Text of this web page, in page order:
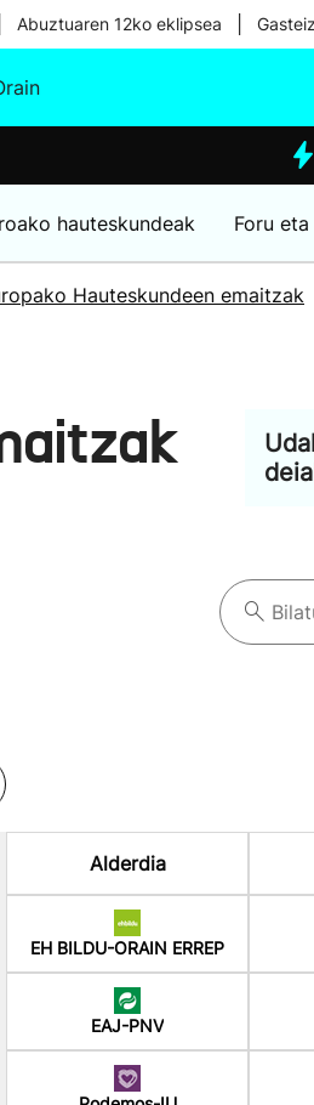
Abuztuaren 12ko eklipsea
Eguraldia
hauteskundeak Foru
Hauteskundeen emaitzak
Alderdia
EH BILDU-ORAIN ERREP
EAJ-PNV